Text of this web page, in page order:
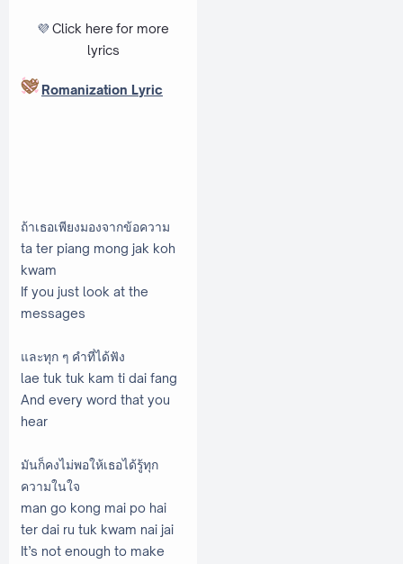
💜 Click here for more
lyrics
Romanization Lyric
ถ้าเธอเพียงมองจากข้อความ
ta ter piang mong jak koh
kwam
If you just look at the
messages
และทุก ๆ คำที่ได้ฟัง
lae tuk tuk kam ti dai fang
And every word that you
hear
มันก็คงไม่พอให้เธอได้รู้ทุก
ความในใจ
man go kong mai po hai
ter dai ru tuk kwam nai jai
It’s not enough to make